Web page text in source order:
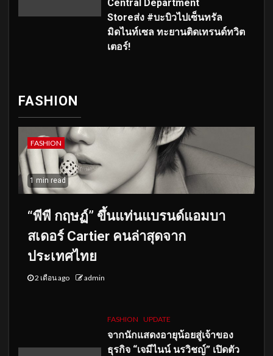
Central Department
Storeส่ง #บะบิวไปเซ็นทรัล
มิดไนท์เซล ทะยานติดเทรนด์ทวิต
เตอร์!
FASHION
FASHION
1 min read
“พีพี กฤษฏ์” ขึ้นแท่นแบรนด์แอมบา
สเดอร์ Cartier คนล่าสุดจาก
ประเทศไทย
2 เดือน ago admin
FASHION UPDATE
จากนักแสดงอายุน้อยสู่เจ้าของ
ธุรกิจ “เจมีไนน์ นรวิชญ์” เปิดตัว